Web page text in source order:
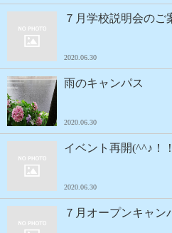
７月学校説明会のご
2020.06.30
雨のキャンパス
2020.06.30
イベント再開(^^♪！！
2020.06.30
７月オープンキャン